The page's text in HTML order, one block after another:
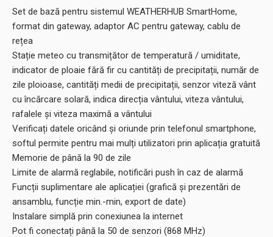
Set de bază pentru sistemul WEATHERHUB SmartHome,
format din gateway, adaptor AC pentru gateway, cablu de
rețea
Stație meteo cu transmițător de temperatură / umiditate,
indicator de ploaie fără fir cu cantități de precipitații, număr de
zile ploioase, cantități medii de precipitații, senzor viteză vânt
cu încărcare solară, indica direcția vântului, viteza vântului,
rafalele și viteza maximă a vântului
Verificați datele oricând și oriunde prin telefonul smartphone,
softul permite pentru mai mulți utilizatori prin aplicația gratuită
Memorie de până la 90 de zile
Limite de alarmă reglabile, notificări push în caz de alarmă
Funcții suplimentare ale aplicației (grafică și prezentări de
ansamblu, funcție min.-min, export de date)
Instalare simplă prin conexiunea la internet
Pot fi conectați până la 50 de senzori (868 MHz)